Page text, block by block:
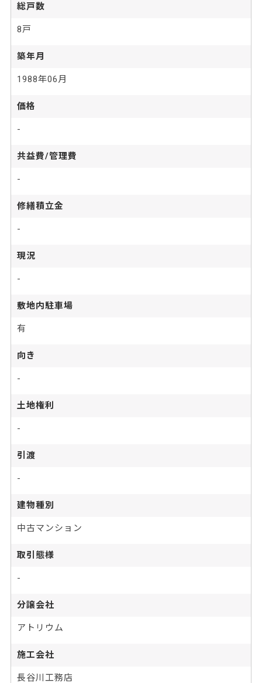
総戸数
8戸
築年月
1988年06月
価格
-
共益費/管理費
-
修繕積立金
-
現況
-
敷地内駐車場
有
向き
-
土地権利
-
引渡
-
建物種別
中古マンション
取引態様
-
分譲会社
アトリウム
施工会社
長谷川工務店